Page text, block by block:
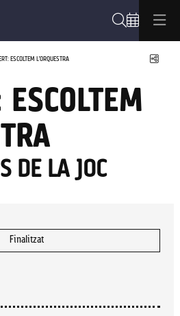
ESCOLTEM L'ORQUESTRA
ESCOLTEM
DE LA JOC
Finalitzat